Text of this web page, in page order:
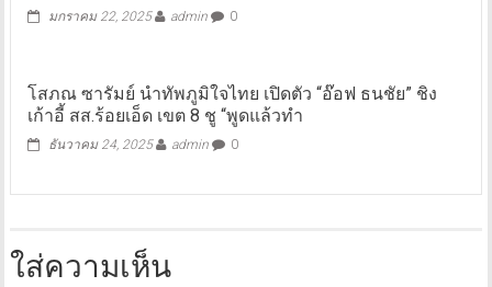
มกราคม 22, 2025 admin 0
โสภณ ซารัมย์ นำทัพภูมิใจไทย เปิดตัว “อ๊อฟ ธนชัย” ชิง
เก้าอี้ สส.ร้อยเอ็ด เขต 8 ชู “พูดแล้วทำ
ธันวาคม 24, 2025 admin 0
ใส่ความเห็น